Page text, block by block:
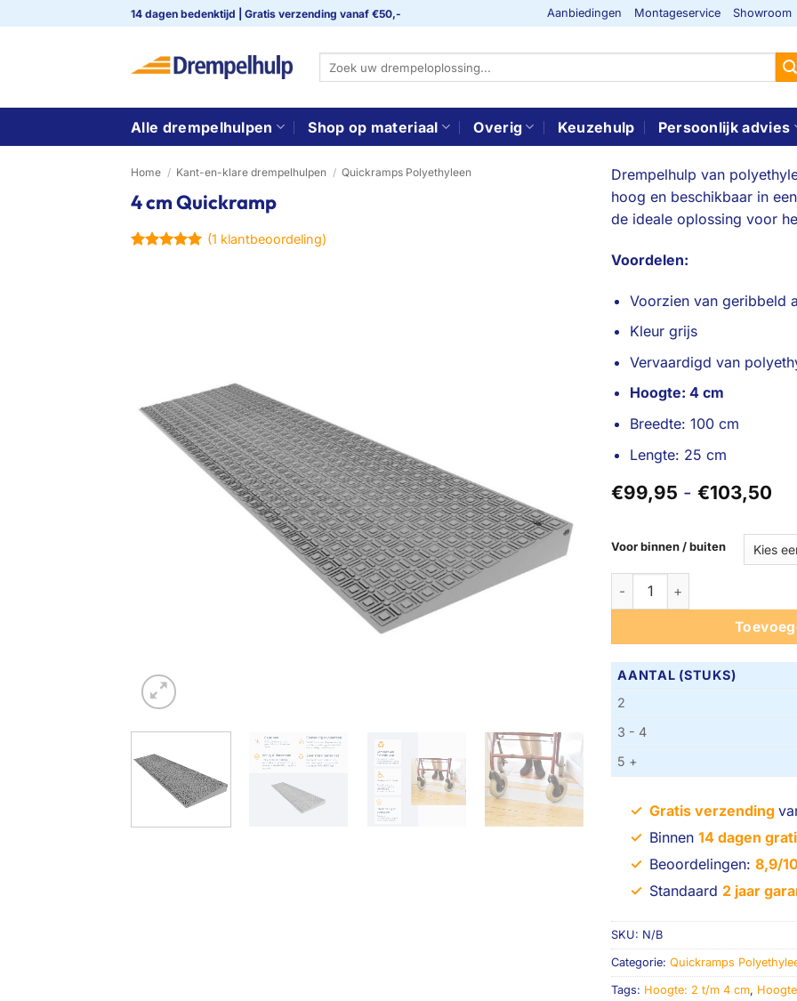
naar
14 dagen bedenktijd | Gratis verzending vanaf €50,- Aanbiedingen Montageservice Showroom
Alle drempelhulpen Shop op materiaal Overig Keuzehulp Persoonlijk advies
Home / Kant-en-klare drempelhulpen / Quickramps Polyethyleen
4 cm Quickramp
(1 klantbeoordeling)
Drempelhulp van
hoog en beschikbaar in
de ideale oplossing voor
Voordelen:
Voorzien van geribbeld
Kleur grijs
Vervaardigd van
Hoogte: 4 cm
Breedte: 100 cm
Lengte: 25 cm
€99,95 - €103,50
Voor binnen / buiten
4 cm Quickramp aantal
AANTAL (STUKS)
2
3 - 4
5 +
✓ Gratis verzending
✓ Binnen 14 dagen
✓ Beoordelingen: 8,9/
✓ Standaard 2 jaar
SKU: N/B
Categorie: Quickramps
Tags: Hoogte: 2 t/m 4 cm,